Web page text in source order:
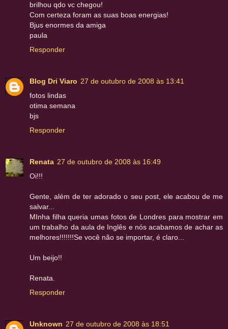
brilhou qdo vc chegou!
Com certeza foram as suas boas energias!
Bjus enormes da amiga
paula
Responder
Blog Dri Viaro 27 de outubro de 2008 às 13:41
fotos lindas
otima semana
bjs
Responder
Renata 27 de outubro de 2008 às 16:49
Oi!!!
Gente, além de ter adorado o seu post, ele acabou de me
salvar...
MInha filha queria umas fotos de Londres para mostrar em
um trabalho da aula de Inglês e nós acabamos de achar as
melhores!!!!!!!Se você não se importar, é claro...
Um beijo!!
Renata.
Responder
Unknown 27 de outubro de 2008 às 18:51